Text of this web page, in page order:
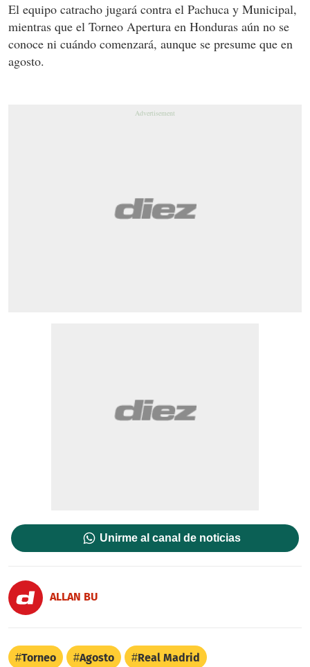
El equipo catracho jugará contra el Pachuca y Municipal,
mientras que el Torneo Apertura en Honduras aún no se
conoce ni cuándo comenzará, aunque se presume que en
agosto.
Unirme al canal de noticias
ALLAN BU
Torneo Agosto Real Madrid